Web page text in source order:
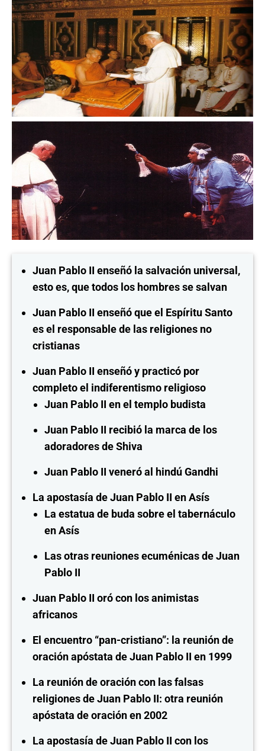
Juan Pablo II enseñó la salvación universal,
esto es, que todos los hombres se salvan
Juan Pablo II enseñó que el Espíritu Santo
es el responsable de las religiones no
cristianas
Juan Pablo II enseñó y practicó por
completo el indiferentismo religioso
Juan Pablo II en el templo budista
Juan Pablo II recibió la marca de los
adoradores de Shiva
Juan Pablo II veneró al hindú Gandhi
La apostasía de Juan Pablo II en Asís
La estatua de buda sobre el tabernáculo
en Asís
Las otras reuniones ecuménicas de Juan
Pablo II
Juan Pablo II oró con los animistas
africanos
El encuentro “pan-cristiano”: la reunión de
oración apóstata de Juan Pablo II en 1999
La reunión de oración con las falsas
religiones de Juan Pablo II: otra reunión
apóstata de oración en 2002
La apostasía de Juan Pablo II con los